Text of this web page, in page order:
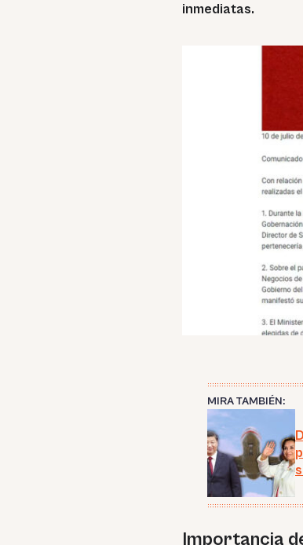
inmediatas.
MIRA TAMBIÉN:
Importancia